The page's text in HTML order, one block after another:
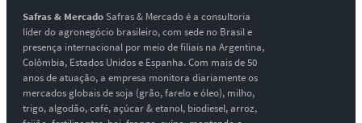
Safras & MercadoSafras & Mercado é a consultoria
líder do agronegócio brasileiro, com sede no Brasil e
presença internacional por meio de filiais na Argentina,
Colômbia, Estados Unidos e Espanha. Com mais de 50
anos de atuação, a empresa monitora diariamente os
mercados globais de soja (grão, farelo e óleo), milho,
trigo, algodão, café, açúcar & etanol, biodiesel, arroz,